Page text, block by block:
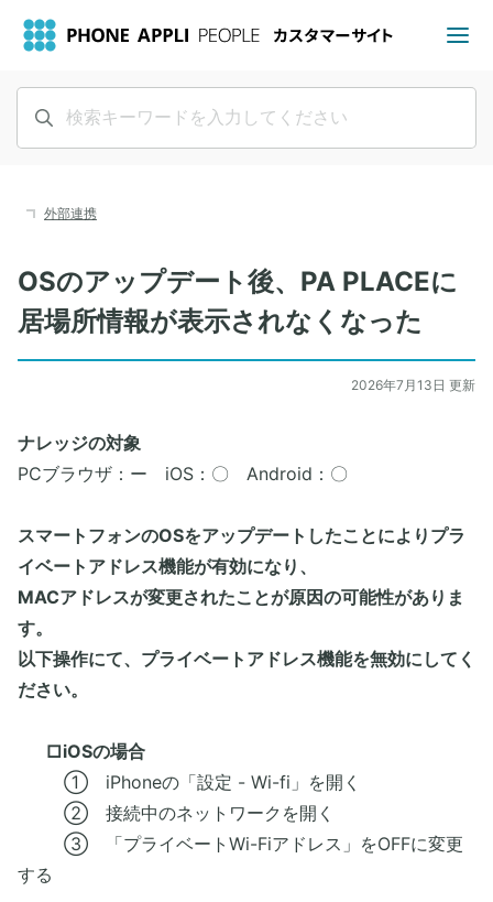
外部連携
OSのアップデート後、PA PLACEに
居場所情報が表示されなくなった
2026年7月13日 更新
ナレッジの対象
PCブラウザ：ー iOS：〇 Android：〇
スマートフォンのOSをアップデートしたことによりプラ
イベートアドレス機能が有効になり、
MACアドレスが変更されたことが原因の可能性がありま
す。
以下操作にて、プライベートアドレス機能を無効にしてく
ださい。
□iOSの場合
① iPhoneの「設定 - Wi-fi」を開く
② 接続中のネットワークを開く
③ 「プライベートWi-Fiアドレス」をOFFに変更
する